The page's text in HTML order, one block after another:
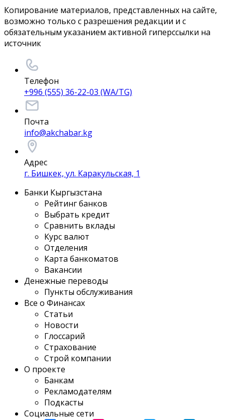
Копирование материалов, представленных на сайте,
возможно только с разрешения редакции и с
обязательным указанием активной гиперссылки на
источник
Телефон
+996 (555) 36-22-03 (WA/TG)
Почта
info@akchabar.kg
Адрес
г. Бишкек, ул. Каракульская, 1
Банки Кыргызстана
Рейтинг банков
Выбрать кредит
Сравнить вклады
Курс валют
Отделения
Карта банкоматов
Вакансии
Денежные переводы
Пункты обслуживания
Все о Финансах
Статьи
Новости
Глоссарий
Страхование
Строй компании
О проекте
Банкам
Рекламодателям
Подкасты
Социальные сети